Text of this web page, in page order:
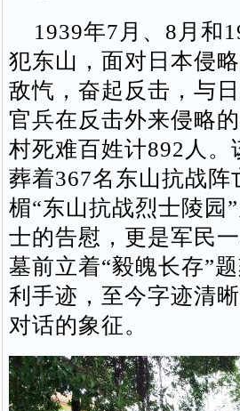
1939年7月、8月和
犯东山，面对日本侵
敌忾，奋起反击，与
官兵在反击外来侵略
村死难百姓计892人
葬着367名东山抗战
楣“东山抗战烈士陵园
士的告慰，更是军民
墓前立着“毅魄长存”
利手迹，至今字迹清
对话的象征。